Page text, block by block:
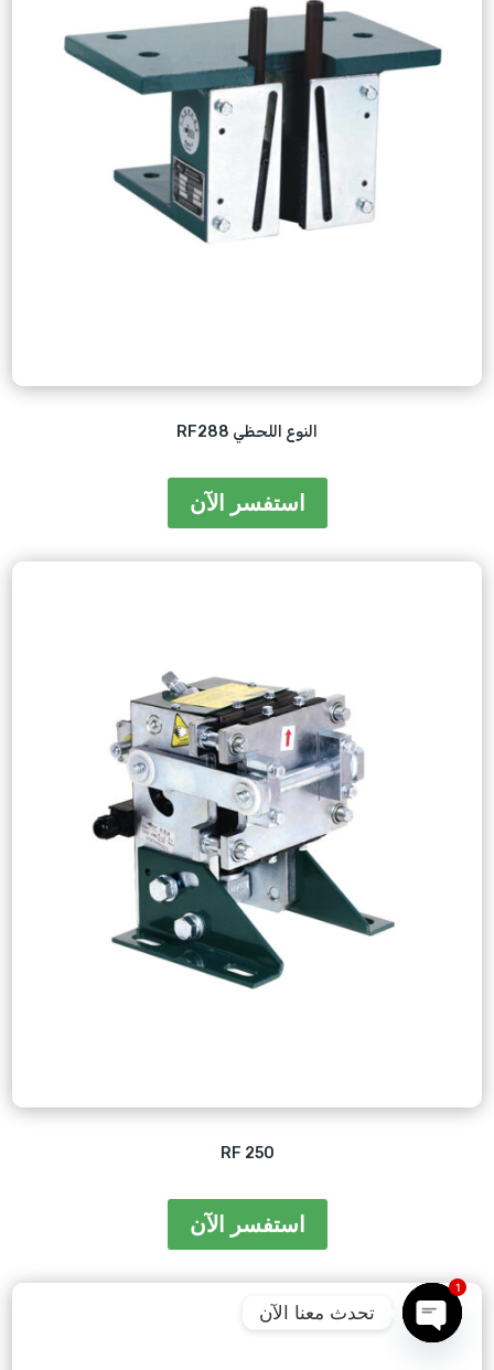
RF288 النوع اللحظي
استفسر الآن
RF 250
استفسر الآن
تحدث معنا الآن
1